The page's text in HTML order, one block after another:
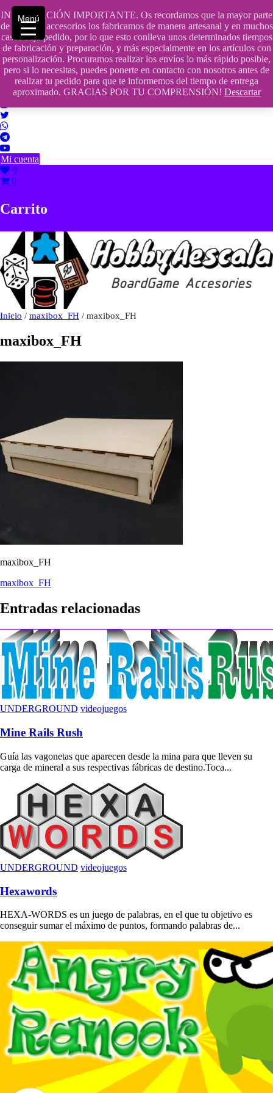
INFORMACIÓN IMPORTANTE. Os recordamos que la mayor parte
de nuestros accesorios los fabricamos de manera artesanal y en muchos
casos bajo pedido, por lo que esto conlleva unos determinados tiempos
de fabricación y preparación, y más especialmente en los artículos con
personalización. Procuramos realizar los envíos lo más rápido posible,
pero si lo necesitas, puedes ponerte en contacto con nosotros antes de
realizar tu pedido para que te informemos del tiempo de entrega
aproximado. GRACIAS POR TU COMPRENSIÓN! Descartar
Saltar
contenido
609241475 SOLO DE 10:00 a 14:00
info@hobbyaescala.com
San Fernando de Henares
10:00 - 14:00
Mi cuenta
0
0
Carrito
Inicio / maxibox_FH / maxibox_FH
maxibox_FH
maxibox_FH
Navegación
de
entradas
maxibox_FH
Entradas relacionadas
UNDERGROUND videojuegos
Mine Rails Rush
Guía las vagonetas que aparecen desde la mina para que lleven su
carga de mineral a sus respectivas fábricas de destino.Toca...
UNDERGROUND videojuegos
Hexawords
HEXA-WORDS es un juego de palabras, en el que tu objetivo es
conseguir sumar el máximo de puntos, formando palabras de...
Menú